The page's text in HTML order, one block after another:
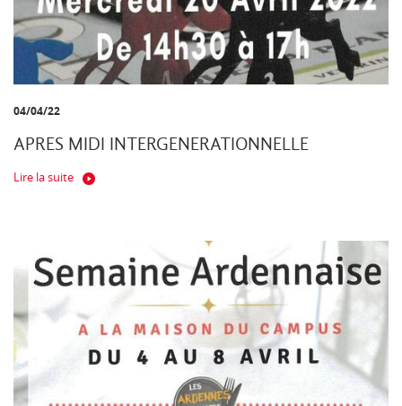
04/04/22
APRES MIDI INTERGENERATIONNELLE
Lire la suite